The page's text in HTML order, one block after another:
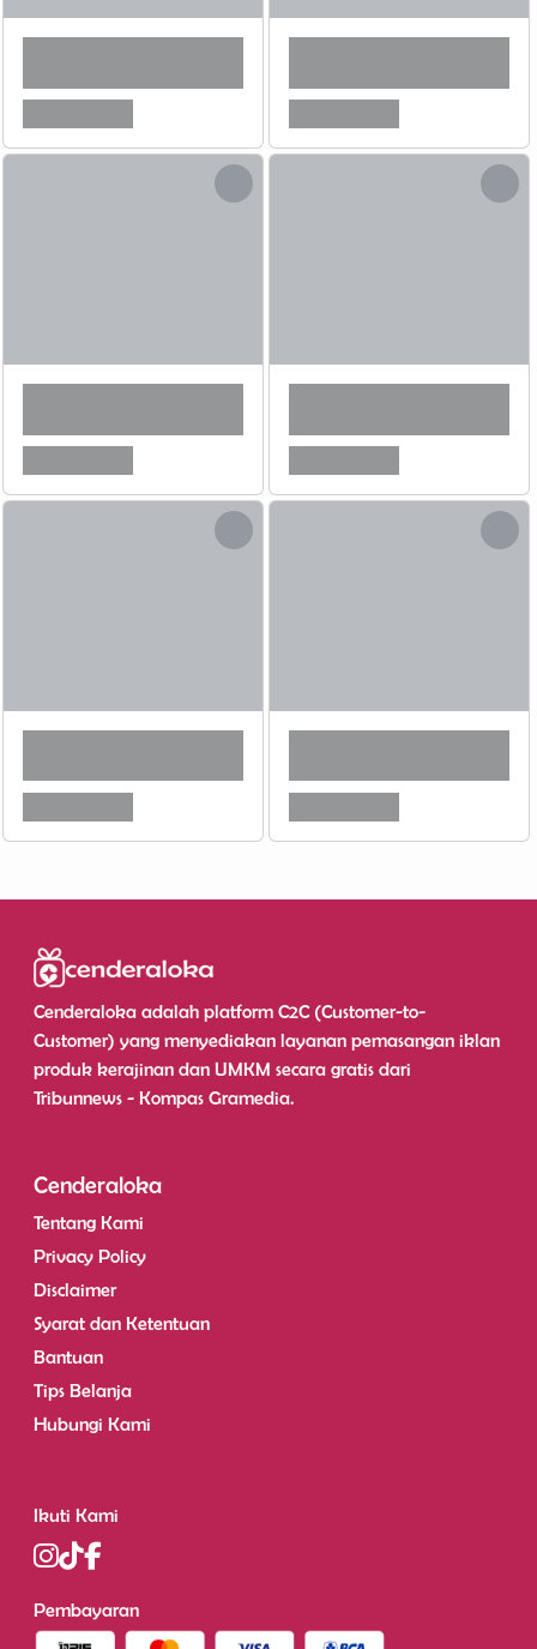
Cenderaloka adalah platform C2C (Customer-to-
Customer) yang menyediakan layanan pemasangan iklan
produk kerajinan dan UMKM secara gratis dari
Tribunnews - Kompas Gramedia.
Cenderaloka
Tentang Kami
Privacy Policy
Disclaimer
Syarat dan Ketentuan
Bantuan
Tips Belanja
Hubungi Kami
Ikuti Kami
Pembayaran